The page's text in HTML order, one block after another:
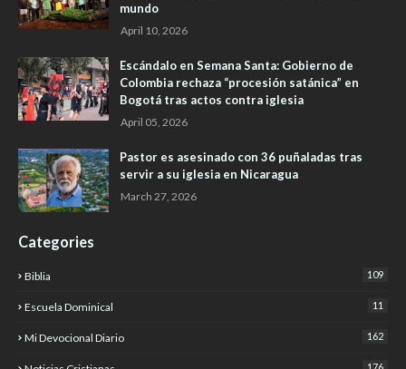
mundo
April 10, 2026
Escándalo en Semana Santa: Gobierno de
Colombia rechaza “procesión satánica” en
Bogotá tras actos contra iglesia
April 05, 2026
Pastor es asesinado con 36 puñaladas tras
servir a su iglesia en Nicaragua
March 27, 2026
Categories
Biblia 109
Escuela Dominical 11
Mi Devocional Diario 162